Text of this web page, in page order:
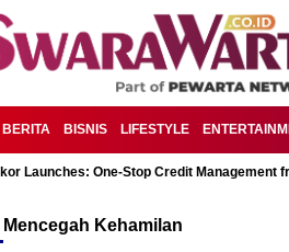
BERITA BISNIS LIFESTYLE
Launches: One-Stop Credit
Mencegah Kehamilan